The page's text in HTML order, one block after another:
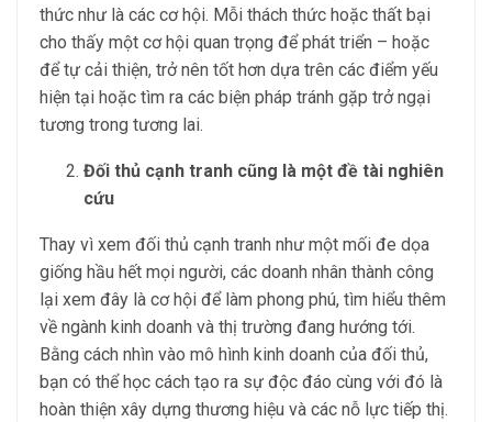
thức như là các cơ hội. Mỗi thách thức hoặc thất bại
cho thấy một cơ hội quan trọng để phát triển – hoặc
để tự cải thiện, trở nên tốt hơn dựa trên các điểm yếu
hiện tại hoặc tìm ra các biện pháp tránh gặp trở ngại
tương trong tương lai.
Đối thủ cạnh tranh cũng là một đề tài nghiên
cứu
Thay vì xem đối thủ cạnh tranh như một mối đe dọa
giống hầu hết mọi người, các doanh nhân thành công
lại xem đây là cơ hội để làm phong phú, tìm hiểu thêm
về ngành kinh doanh và thị trường đang hướng tới.
Bằng cách nhìn vào mô hình kinh doanh của đối thủ,
bạn có thể học cách tạo ra sự độc đáo cùng với đó là
hoàn thiện xây dựng thương hiệu và các nỗ lực tiếp thị.